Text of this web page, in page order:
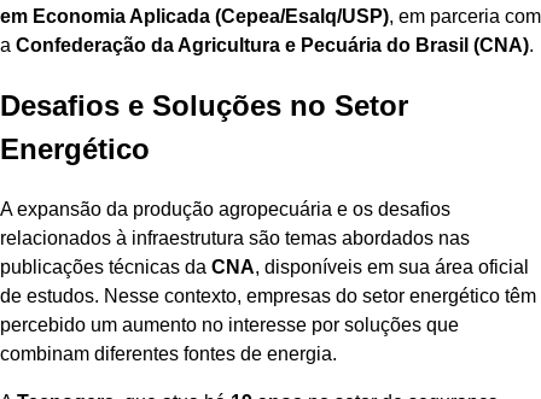
em Economia Aplicada (Cepea/Esalq/USP), em parceria com
a Confederação da Agricultura e Pecuária do Brasil (CNA).
Desafios e Soluções no Setor
Energético
A expansão da produção agropecuária e os desafios
relacionados à infraestrutura são temas abordados nas
publicações técnicas da CNA, disponíveis em sua área oficial
de estudos. Nesse contexto, empresas do setor energético têm
percebido um aumento no interesse por soluções que
combinam diferentes fontes de energia.